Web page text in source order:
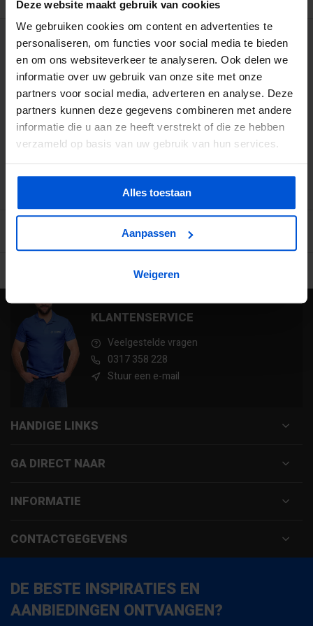
Deze website maakt gebruik van cookies
We gebruiken cookies om content en advertenties te
personaliseren, om functies voor social media te bieden
en om ons websiteverkeer te analyseren. Ook delen we
informatie over uw gebruik van onze site met onze
partners voor social media, adverteren en analyse. Deze
partners kunnen deze gegevens combineren met andere
informatie die u aan ze heeft verstrekt of die ze hebben
verzameld op basis van uw gebruik van hun services.
Alles toestaan
Aanpassen
Weigeren
WIJ HELPEN JE GRAAG
0317 358 228
info@dejonghandelsonderneming.nl
3194 klanten geven ons een 9.1 op
Ruime voorraad in kwalitatieve producten
KLANTENSERVICE
Veelgestelde vragen
0317 358 228
Stuur een e-mail
HANDIGE LINKS
GA DIRECT NAAR
INFORMATIE
CONTACTGEGEVENS
DE BESTE INSPIRATIES EN
AANBIEDINGEN ONTVANGEN?